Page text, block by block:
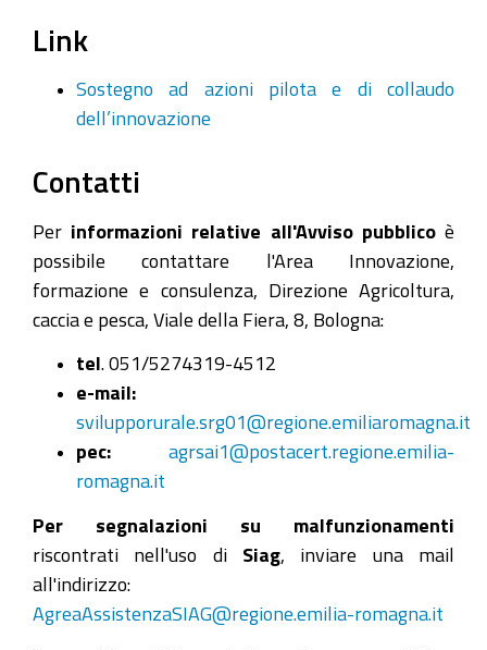
Link
Sostegno ad azioni pilota e di collaudo
dell’innovazione
Contatti
Per informazioni relative all'Avviso pubblicoè
possibile contattare l'Area Innovazione,
formazione e consulenza, Direzione Agricoltura,
caccia e pesca, Viale della Fiera, 8, Bologna:
tel . 051/5274319-4512
e-mail:
svilupporurale.srg01@regione.emiliaromagna.it
pec:
agrsai1@postacert.regione.emilia-
romagna.it
Per segnalazioni su malfunzionamenti
riscontrati nell'uso di Siag , inviare una mail
all'indirizzo:
AgreaAssistenzaSIAG@regione.emilia-romagna.it